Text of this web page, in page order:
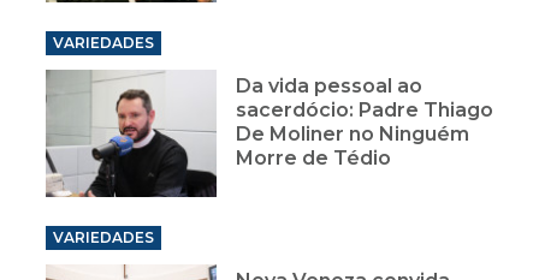
VARIEDADES
Da vida pessoal ao
sacerdócio: Padre Thiago
De Moliner no Ninguém
Morre de Tédio
VARIEDADES